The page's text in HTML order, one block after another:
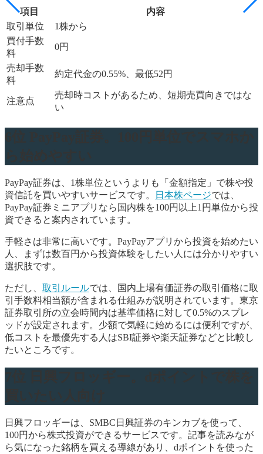
項目
内容
取引単位
1株から
買付手数
料
0円
売却手数
料
約定代金の0.55%、最低52円
注意点
売却時コストがあるため、短期売買向きではな
い
PayPay証券は、1株単位というよりも「金額指定」で株や投
資信託を買いやすいサービスです。
日本株ページでは、
PayPay証券ミニアプリなら国内株を100円以上1円単位から投
資できると案内されています。
手軽さは非常に高いです。PayPayアプリから投資を始めたい
人、まずは数百円から投資体験をしたい人には分かりやすい
選択肢です。
ただし、 取引ルールでは、国内上場有価証券の取引価格に取
引手数料相当額が含まれる仕組みが説明されています。東京
証券取引所の立会時間内は基準価格に対して0.5%のスプレ
ッドが設定されます。少額で気軽に始めるには便利ですが、
低コストを最優先する人はSBI証券や楽天証券などと比較し
たいところです。
日興フロッギーは、SMBC日興証券のキンカブを使って、
100円から株式投資ができるサービスです。記事を読みなが
ら気になった銘柄を買える導線があり、dポイントを使った